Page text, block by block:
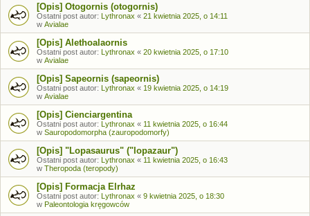
[Opis] Otogornis (otogornis)
Ostatni post autor: Lythronax « 21 kwietnia 2025, o 14:11
w Avialae
[Opis] Alethoalaornis
Ostatni post autor: Lythronax « 20 kwietnia 2025, o 17:10
w Avialae
[Opis] Sapeornis (sapeornis)
Ostatni post autor: Lythronax « 19 kwietnia 2025, o 14:19
w Avialae
[Opis] Cienciargentina
Ostatni post autor: Lythronax « 11 kwietnia 2025, o 16:44
w Sauropodomorpha (zauropodomorfy)
[Opis] "Lopasaurus" ("lopazaur")
Ostatni post autor: Lythronax « 11 kwietnia 2025, o 16:43
w Theropoda (teropody)
[Opis] Formacja Elrhaz
Ostatni post autor: Lythronax « 9 kwietnia 2025, o 18:30
w Paleontologia kręgowców